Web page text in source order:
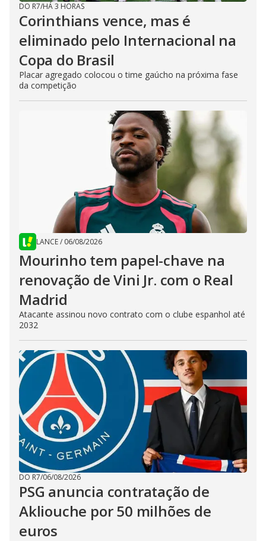
DO R7/HÁ 3 HORAS
Corinthians vence, mas é
eliminado pelo Internacional na
Copa do Brasil
Placar agregado colocou o time gaúcho na próxima fase
da competição
LANCE/ 06/08/2026
Mourinho tem papel-chave na
renovação de Vini Jr. com o Real
Madrid
Atacante assinou novo contrato com o clube espanhol até
2032
DO R7/06/08/2026
PSG anuncia contratação de
Akliouche por 50 milhões de
euros